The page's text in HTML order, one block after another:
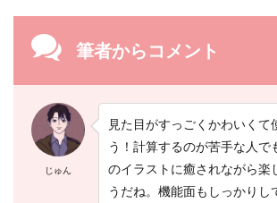
筆者からコメント
じゅん
見た目がすっごくかわいくて
う！計算するのが苦手な人で
のイラストに癒されながら楽
うだね。機能面もしっかりし